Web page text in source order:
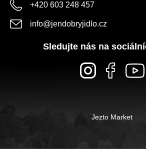
+420 603 248 457
info@jendobryjidlo.cz
Sledujte nás na
Jezto Market